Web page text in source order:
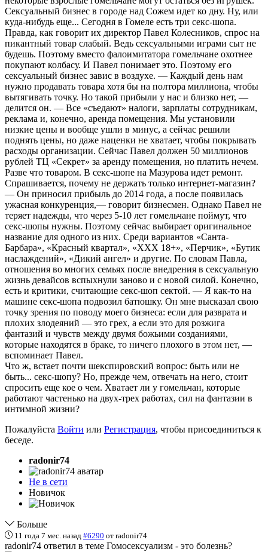
Сексуальный бизнес в городе над Сожем идет ко дну. Ну, или
куда-нибудь еще... Сегодня в Гомеле есть три секс-шопа.
Правда, как говорит их директор Павел Колесников, спрос на
пикантный товар слабый. Ведь сексуальными играми сыт не
будешь. Поэтому вместо фалоимитатора гомельчане охотнее
покупают колбасу. И Павел понимает это. Поэтому его
сексуальный бизнес завис в воздухе. — Каждый день нам
нужно продавать товара хотя бы на полтора миллиона, чтобы
вытягивать точку. Но такой прибыли у нас и близко нет, —
делится он. — Все «съедают» налоги, зарплаты сотрудникам,
реклама и, конечно, аренда помещения. Мы установили
низкие цены и вообще ушли в минус, а сейчас решили
поднять цены, но даже наценки не хватает, чтобы покрывать
расходы организации. Сейчас Павел должен 50 миллионов
рублей ТЦ «Секрет» за аренду помещения, но платить нечем.
Разве что товаром. В секс-шопе на Мазурова идет ремонт.
Спрашивается, почему не держать только интернет-магазин?
— Он приносил прибыль до 2014 года, а после появилась
ужасная конкуренция,— говорит бизнесмен. Однако Павел не
теряет надежды, что через 5-10 лет гомельчане поймут, что
секс-шопы нужны. Поэтому сейчас выбирает оригинальное
название для одного из них. Среди вариантов «Санта-
Барбара», «Красный квартал», «ХХХ 18+», «Перчик», «Бутик
наслаждений», «Дикий ангел» и другие. По словам Павла,
отношения во многих семьях после внедрения в сексуальную
жизнь девайсов вспыхнули заново и с новой силой. Конечно,
есть и критики, считающие секс-шоп сектой. — Я как-то на
машине секс-шопа подвозил батюшку. Он мне высказал свою
точку зрения по поводу моего бизнеса: если для разврата и
плохих злодеяний — это грех, а если это для розжига
фантазий и чувств между двумя божьими созданиями,
которые находятся в браке, то ничего плохого в этом нет, —
вспоминает Павел.
Что ж, встает почти шекспировский вопрос: быть или не
быть... секс-шопу? Но, прежде чем, отвечать на него, стоит
спросить еще кое о чем. Хватает ли у гомельчан, которые
работают частенько на двух-трех работах, сил на фантазии в
интимной жизни?
Пожалуйста Войти или Регистрация, чтобы присоединиться к
беседе.
radonir74
Не в сети
Новичок
Больше
11 года 7 мес. назад #6290 от radonir74
radonir74 ответил в теме Гомосексуализм - это болезнь?